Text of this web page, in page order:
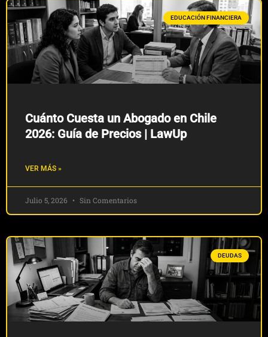
EDUCACIÓN FINANCIERA
Cuánto Cuesta un Abogado en Chile
2026: Guía de Precios | LawUp
VER MÁS »
Julio 5, 2026 Sin Comentarios
DEUDAS